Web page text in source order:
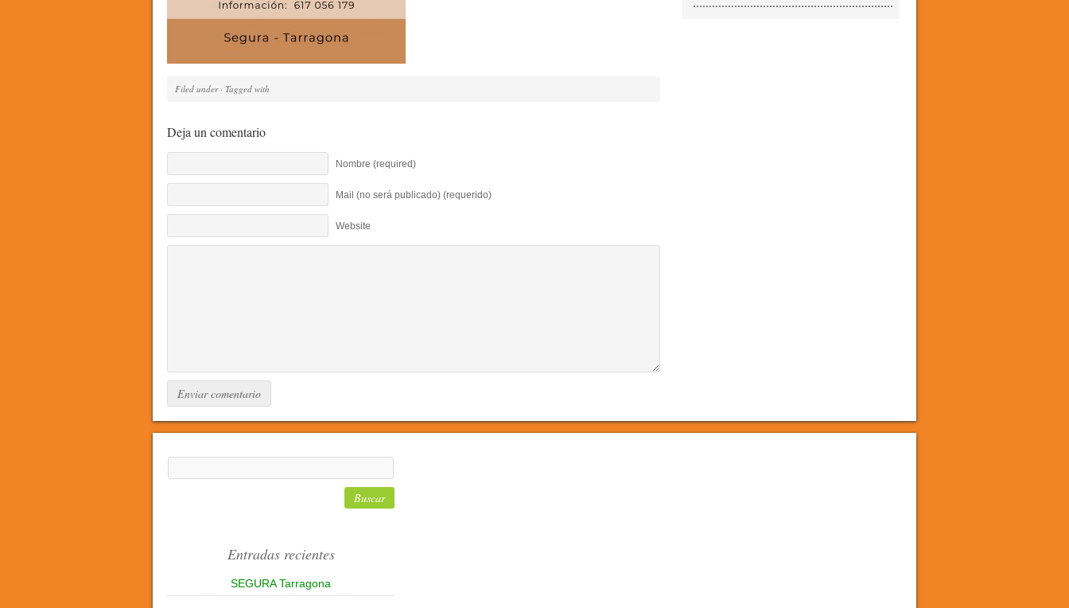
Filed under · Tagged with
Deja un comentario
Nombre (required)
Mail (no será publicado) (requerido)
Website
Entradas recientes
SEGURA Tarragona